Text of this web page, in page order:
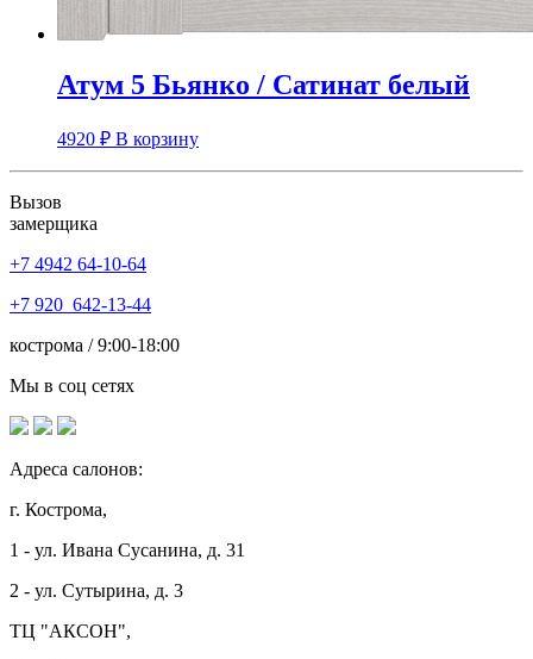
Атум 5 Бьянко / Сатинат белый
4920 ₽ В корзину
Вызов
замерщика
+7 4942 64-10-64
+7 920 642-13-44
кострома / 9:00-18:00
Мы в соц сетях
Адреса салонов:
г. Кострома,
1 - ул. Ивана Сусанина, д. 31
2 - ул. Сутырина, д. 3
ТЦ "АКСОН",